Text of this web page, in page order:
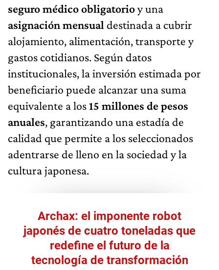
seguro médico obligatorioy una
asignación mensual destinada a cubrir
alojamiento, alimentación, transporte y
gastos cotidianos. Según datos
institucionales, la inversión estimada por
beneficiario puede alcanzar una suma
equivalente a los15 millones de pesos
anuales, garantizando una estadía de
calidad que permite a los seleccionados
adentrarse de lleno en la sociedad y la
cultura japonesa.
Archax: el imponente robot
japonés de cuatro toneladas que
redefine el futuro de la
tecnología de transformación